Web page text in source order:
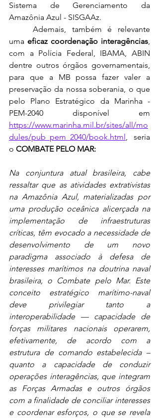
Sistema de Gerenciamento da
Amazônia Azul - SISGAAz.
uma eficaz coordenação interagências,
com a Polícia Federal, IBAMA, ABIN
dentre outros órgãos governamentais,
para que a MB possa fazer valer a
preservação da nossa soberania, o que
pelo Plano Estratégico da Marinha -
https://www.marinha.mil.br/sites/all/mo
dules/pub_pem_2040/book.html , seria
o COMBATE PELO MAR:
Na conjuntura atual brasileira, cabe
ressaltar que as atividades extrativistas
na Amazônia Azul, materializadas por
uma produção oceânica alicerçada na
implementação de infraestruturas
críticas, têm evocado a necessidade de
desenvolvimento de um novo
paradigma associado à defesa de
interesses marítimos na doutrina naval
brasileira, o Combate pelo Mar. Este
conceito estratégico marítimo-naval
deve privilegiar tanto a
interoperabilidade — capacidade de
forças militares nacionais operarem,
efetivamente, de acordo com a
estrutura de comando estabelecida –
quanto a capacidade de conduzir
operações interagências, que integram
as Forças Armadas e outros órgãos
com a finalidade de conciliar interesses
e coordenar esforços, o que se revela